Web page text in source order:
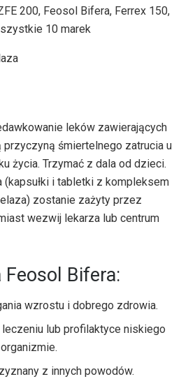
200, Feosol Bifera, Ferrex 150,
10 marek
leków zawierających
przyczyną śmiertelnego zatrucia u
życia. Trzymać z dala od dzieci.
i tabletki z kompleksem
zostanie zażyty przez
wezwij lekarza lub centrum
Bifera:
wzrostu i dobrego zdrowia.
lub profilaktyce niskiego
z innych powodów.